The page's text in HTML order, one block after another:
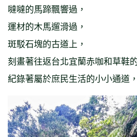
噠噠的馬蹄飄響過，
運材的木馬遛滑過，
斑駁石塊的古道上，
刻畫著往返台北宜蘭赤咖和草鞋
紀錄著屬於庶民生活的小小通道，